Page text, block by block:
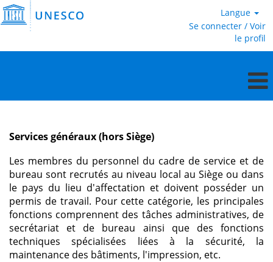
Langue
Se connecter / Voir
le profil
(hors
Siège)
Services généraux (hors Siège)
Les membres du personnel du cadre de service et de
bureau sont recrutés au niveau local au Siège ou dans
le pays du lieu d'affectation et doivent posséder un
permis de travail. Pour cette catégorie, les principales
fonctions comprennent des tâches administratives, de
secrétariat et de bureau ainsi que des fonctions
techniques spécialisées liées à la sécurité, la
maintenance des bâtiments, l'impression, etc.